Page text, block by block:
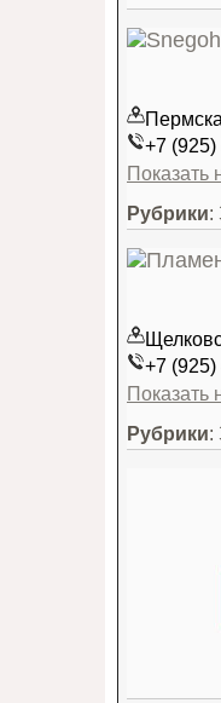
+7 (925)
Показать
Рубрики:
+7 (925)
Показать
Рубрики: